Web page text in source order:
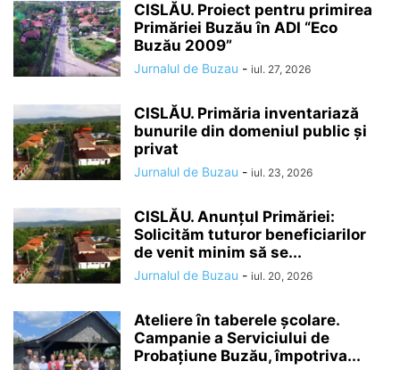
CISLĂU. Proiect pentru primirea
Primăriei Buzău în ADI “Eco
Buzău 2009”
Jurnalul de Buzau - iul. 27, 2026
CISLĂU. Primăria inventariază
bunurile din domeniul public și
privat
Jurnalul de Buzau - iul. 23, 2026
CISLĂU. Anunțul Primăriei:
Solicităm tuturor beneficiarilor
de venit minim să se...
Jurnalul de Buzau - iul. 20, 2026
Ateliere în taberele școlare.
Campanie a Serviciului de
Probațiune Buzău, împotriva...